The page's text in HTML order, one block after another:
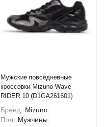
Мужские повседневные
кроссовки Mizuno Wave
RIDER 10 (D1GA261601)
Бренд: Mizuno
Пол: Мужчины